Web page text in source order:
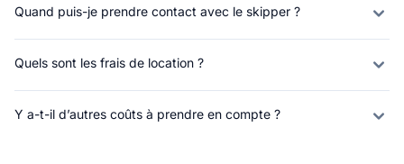
Quand puis-je prendre contact avec le skipper ?
Quels sont les frais de location ?
Y a-t-il d’autres coûts à prendre en compte ?